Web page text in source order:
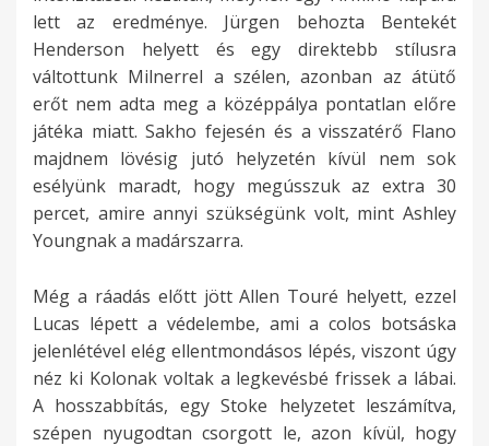
lett az eredménye. Jürgen behozta Bentekét
Henderson helyett és egy direktebb stílusra
váltottunk Milnerrel a szélen, azonban az átütő
erőt nem adta meg a középpálya pontatlan előre
játéka miatt. Sakho fejesén és a visszatérő Flano
majdnem lövésig jutó helyzetén kívül nem sok
esélyünk maradt, hogy megússzuk az extra 30
percet, amire annyi szükségünk volt, mint Ashley
Youngnak a madárszarra.
Még a ráadás előtt jött Allen Touré helyett, ezzel
Lucas lépett a védelembe, ami a colos botsáska
jelenlétével elég ellentmondásos lépés, viszont úgy
néz ki Kolonak voltak a legkevésbé frissek a lábai.
A hosszabbítás, egy Stoke helyzetet leszámítva,
szépen nyugodtan csorgott le, azon kívül, hogy